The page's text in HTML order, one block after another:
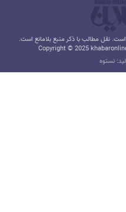
نقل مطالب با ذکر منبع بلامانع است.
Copyright © 2025
نستوه